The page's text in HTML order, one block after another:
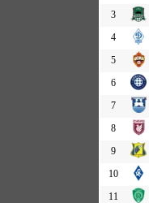
3
4
5
6
7
8
9
10
11